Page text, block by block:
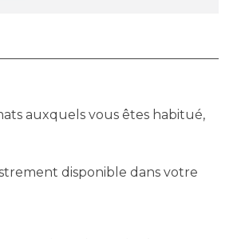
auxquels vous êtes habitué,
disponible dans votre